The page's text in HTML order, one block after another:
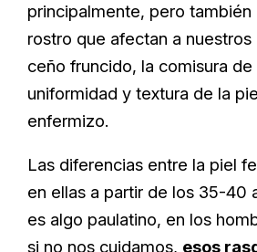
principalmente, pero
rostro que afectan a
ceño fruncido, la comisura
uniformidad y textura de la
enfermizo.
Las diferencias entre la piel
en ellas a partir de los 35-40
es algo paulatino, en los
si no nos cuidamos, esos